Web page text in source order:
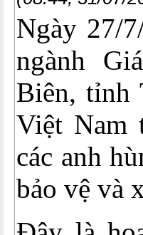
Ngày 27/
ngành
Biên, tỉnh
Việt Nam
các anh
bảo vệ và